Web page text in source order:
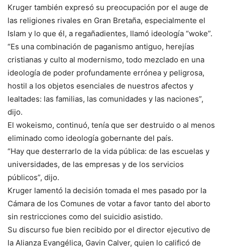
Kruger también expresó su preocupación por el auge de
las religiones rivales en Gran Bretaña, especialmente el
Islam y lo que él, a regañadientes, llamó ideología “woke”.
“Es una combinación de paganismo antiguo, herejías
cristianas y culto al modernismo, todo mezclado en una
ideología de poder profundamente errónea y peligrosa,
hostil a los objetos esenciales de nuestros afectos y
lealtades: las familias, las comunidades y las naciones”,
dijo.
El wokeismo, continuó, tenía que ser destruido o al menos
eliminado como ideología gobernante del país.
“Hay que desterrarlo de la vida pública: de las escuelas y
universidades, de las empresas y de los servicios
públicos”, dijo.
Kruger lamentó la decisión tomada el mes pasado por la
Cámara de los Comunes de votar a favor tanto del aborto
sin restricciones como del suicidio asistido.
Su discurso fue bien recibido por el director ejecutivo de
la Alianza Evangélica, Gavin Calver, quien lo calificó de